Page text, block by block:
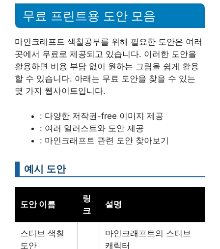
무료 프린트용 도안 모음
마인크래프트 색칠공부를 위해 필요한 도안은 여러
곳에서 무료로 제공되고 있습니다. 이러한 도안을
활용하면 비용 부담 없이 원하는 그림을 쉽게 활용
할 수 있습니다. 아래는 무료 도안을 찾을 수 있는
몇 가지 웹사이트입니다.
: 다양한 저작권-free 이미지 제공
: 여러 일러스트와 도안 제공
: 마인크래프트 관련 도안 찾아보기
예시 도안
도안 이름
링
크
설명
스티브 색칠
도안
마인크래프트의 스티브
캐릭터